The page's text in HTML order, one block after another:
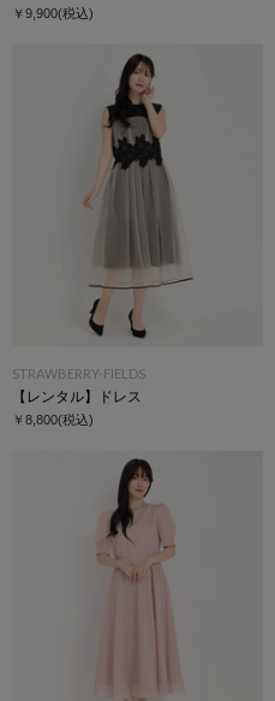
￥9,900(税込)
STRAWBERRY-FIELDS
【レンタル】ドレス
￥8,800(税込)